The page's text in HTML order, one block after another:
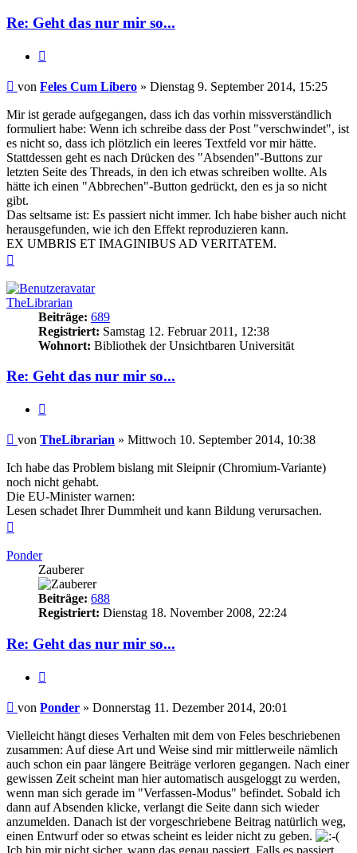
Re: Geht das nur mir so...
Beitrag
von Feles Cum Libero » Dienstag 9. September 2014, 15:25
Mir ist gerade aufgegangen, dass ich das vorhin missverständlich
formuliert habe: Wenn ich schreibe dass der Post "verschwindet", ist
es nicht so, dass ich plötzlich ein leeres Textfeld vor mir hätte.
Stattdessen geht es nach Drücken des "Absenden"-Buttons zur
letzten Seite des Threads, in den ich etwas schreiben wollte. Als
hätte ich einen "Abbrechen"-Button gedrückt, den es ja so nicht
gibt.
Das seltsame ist: Es passiert nicht immer. Ich habe bisher auch nicht
herausgefunden, wie ich den Effekt reproduzieren kann.
EX UMBRIS ET IMAGINIBUS AD VERITATEM.
TheLibrarian
Beiträge: 689
Registriert: Samstag 12. Februar 2011, 12:38
Wohnort: Bibliothek der Unsichtbaren Universität
Re: Geht das nur mir so...
Beitrag
von TheLibrarian » Mittwoch 10. September 2014, 10:38
Ich habe das Problem bislang mit Sleipnir (Chromium-Variante)
noch nicht gehabt.
Die EU-Minister warnen:
Lesen schadet Ihrer Dummheit und kann Bildung verursachen.
Ponder
Zauberer
Beiträge: 688
Registriert: Dienstag 18. November 2008, 22:24
Re: Geht das nur mir so...
Beitrag
von Ponder » Donnerstag 11. Dezember 2014, 20:01
Vielleicht hängt dieses Verhalten mit dem von Feles beschriebenen
zusammen: Auf diese Art und Weise sind mir mittlerweile nämlich
auch schon ein paar längere Beiträge verloren gegangen. Nach einer
gewissen Zeit scheint man hier automatisch ausgeloggt zu werden,
wenn man sich gerade im "Verfassen-Modus" befindet. Sobald ich
dann auf Absenden klicke, verlangt die Seite dann sich wieder
anzumelden. Danach ist der vorgeschriebene Beitrag natürlich weg,
einen Entwurf oder so etwas scheint es leider nicht zu geben.
Ich bin mir nicht sicher, wann das genau passiert. Falls es passiert